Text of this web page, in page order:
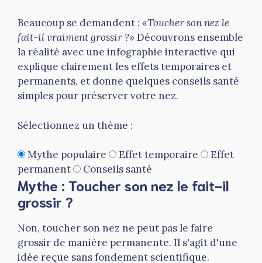
Beaucoup se demandent : «Toucher son nez le
fait-il vraiment grossir ?» Découvrons ensemble
la réalité avec une infographie interactive qui
explique clairement les effets temporaires et
permanents, et donne quelques conseils santé
simples pour préserver votre nez.
Sélectionnez un thème :
Mythe populaire Effet temporaire
Effet
permanent
Conseils santé
Mythe : Toucher son nez le fait-il
grossir ?
Non, toucher son nez ne peut pas le faire
grossir de manière permanente. Il s'agit d'une
idée reçue sans fondement scientifique.